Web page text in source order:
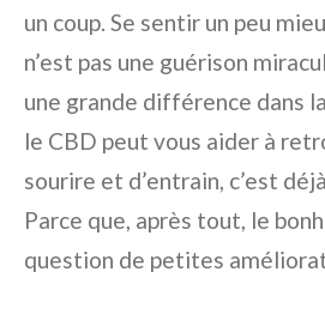
un coup. Se sentir un peu
n’est pas une guérison
une grande différence dans
le CBD peut vous aider à
sourire et d’entrain, c’est
Parce que, après tout, le
question de petites